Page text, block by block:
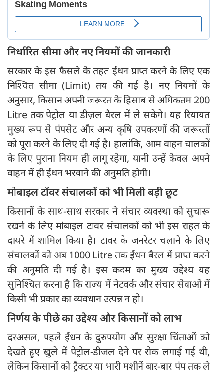
निर्धारित सीमा और नए नियमों की जानकारी
सरकार के इस फैसले के तहत ईंधन प्राप्त करने के लिए एक
निश्चित सीमा (Limit) तय की गई है। नए नियमों के
अनुसार, किसान अपनी जरूरत के हिसाब से अधिकतम 200
Litre तक पेट्रोल या डीज़ल बैरल में ले सकेंगे। यह रियायत
मुख्य रूप से पंपसेट और अन्य कृषि उपकरणों की जरूरतों
को पूरा करने के लिए दी गई है। हालांकि, आम वाहन चालकों
के लिए पुराना नियम ही लागू रहेगा, यानी उन्हें केवल अपने
वाहन में ही ईंधन भरवाने की अनुमति होगी।
मोबाइल टॉवर संचालकों को भी मिली बड़ी छूट
किसानों के साथ-साथ सरकार ने संचार व्यवस्था को सुचारू
रखने के लिए मोबाइल टावर संचालकों को भी इस राहत के
दायरे में शामिल किया है। टावर के जनरेटर चलाने के लिए
संचालकों को अब 1000 Litre तक ईंधन बैरल में प्राप्त करने
की अनुमति दी गई है। इस कदम का मुख्य उद्देश्य यह
सुनिश्चित करना है कि राज्य में नेटवर्क और संचार सेवाओं में
किसी भी प्रकार का व्यवधान उत्पन्न न हो।
निर्णय के पीछे का उद्देश्य और किसानों को लाभ
दरअसल, पहले ईंधन के दुरुपयोग और सुरक्षा चिंताओं को
देखते हुए खुले में पेट्रोल-डीजल देने पर रोक लगाई गई थी,
लेकिन किसानों को ट्रैक्टर या भारी मशीनें बार-बार पंप तक ले